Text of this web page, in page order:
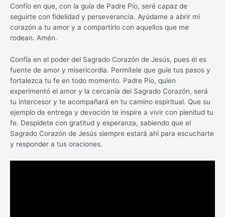
Confío en que, con la guía de Padre Pío, seré capaz de
seguirte con fidelidad y perseverancia. Ayúdame a abrir mi
corazón a tu amor y a compartirlo con aquellos que me
rodean. Amén.
Confía en el poder del Sagrado Corazón de Jesús, pues él es
fuente de amor y misericordia. Permítele que guíe tus pasos y
fortalezca tu fe en todo momento. Padre Pío, quien
experimentó el amor y la cercanía del Sagrado Corazón, será
tu intercesor y te acompañará en tu camino espiritual. Que su
ejemplo de entrega y devoción te inspire a vivir con plenitud tu
fe. Despídete con gratitud y esperanza, sabiendo que el
Sagrado Corazón de Jesús siempre estará ahí para escucharte
y responder a tus oraciones.